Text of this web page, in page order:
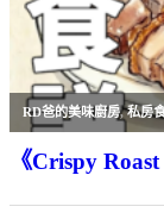
RD爸的美味廚房,私房
《Crispy